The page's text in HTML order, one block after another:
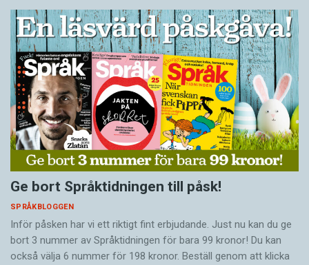
Ge bort Språktidningen till påsk!
SPRÅKBLOGGEN
Inför påsken har vi ett riktigt fint erbjudande. Just nu kan du ge
bort 3 nummer av Språktidningen för bara 99 kronor! Du kan
också välja 6 nummer för 198 kronor. Beställ genom att klicka